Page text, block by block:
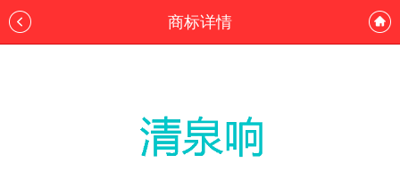
商标详情